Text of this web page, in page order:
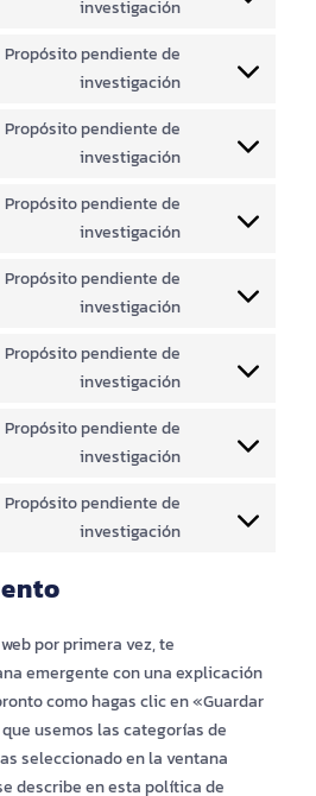
investigación
Consent
service
Propósito pendiente de
investigación
Consent
service
Propósito pendiente de
investigación
Consent
service
Propósito pendiente de
investigación
Consent
service
Propósito pendiente de
investigación
Consent
service
Propósito pendiente de
investigación
Consent
service
Propósito pendiente de
investigación
Consent
service
Propósito pendiente de
investigación
Consent
por primera vez, te
emergente con una explicación
como hagas clic en «Guardar
usemos las categorías de
seleccionado en la ventana
describe en esta política de